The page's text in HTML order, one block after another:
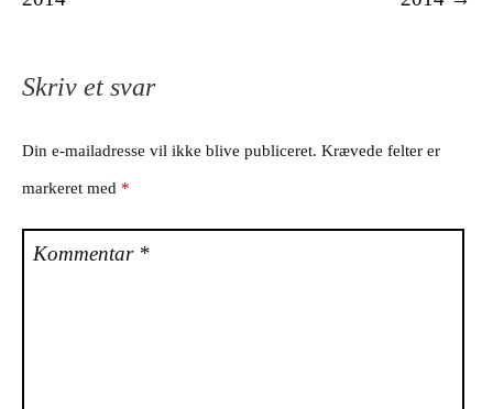
Skriv et svar
Din e-mailadresse vil ikke blive publiceret. Krævede felter er
markeret med *
Kommentar *